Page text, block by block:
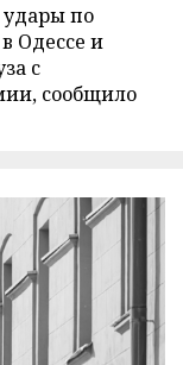
удары по
Одессе и
с
сообщило